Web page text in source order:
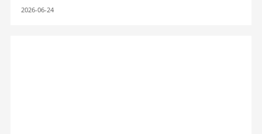
2026-06-24